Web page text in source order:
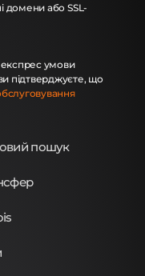
домени або SSL-
умови
підтверджуєте, що
пошук